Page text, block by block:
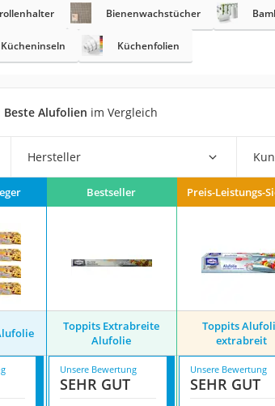
Reiskocher
Heißwasserspender
Tierhaarstaubsauger
Nespresso-Maschine
Service
Bienenwachstücher
Kücheninseln Küchenfolien
Beste Alufolien im Vergleich
Hersteller
Bestseller Preis-Leistungs-
Toppits Extrabreite
Alufolie
Toppits
extrabreit
Unsere Bewertung
SEHR GUT
Unsere Bewertung
SEHR GUT